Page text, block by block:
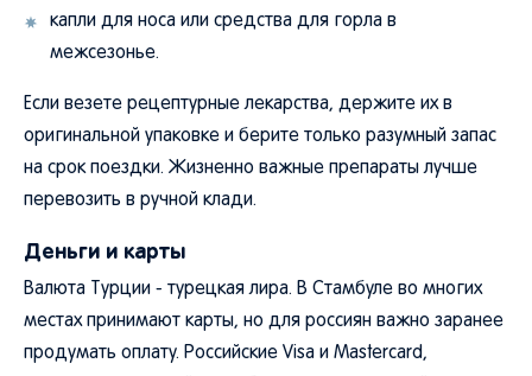
капли для носа или средства для горла в
межсезонье.
Если везете рецептурные лекарства, держите их в
оригинальной упаковке и берите только разумный запас
на срок поездки. Жизненно важные препараты лучше
перевозить в ручной клади.
Деньги и карты
Валюта Турции - турецкая лира. В Стамбуле во многих
местах принимают карты, но для россиян важно заранее
продумать оплату. Российские Visa и Mastercard,